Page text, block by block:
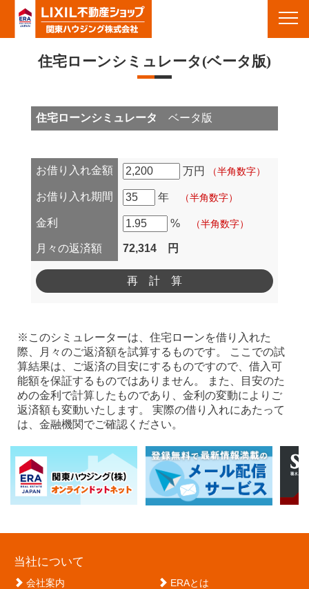
貸・アパート｜栃木県佐野市の不動産 関東ハウジング(株)
住宅ローンシミュレータ(ベータ版)
住宅ローンシミュレータ ベータ版
お借り入れ金額 万円 （半角数字）
お借り入れ期間 年 （半角数字）
金利 % （半角数字）
月々の返済額 72,314 円
※このシミュレーターは、住宅ローンを借り入れた
際、月々のご返済額を試算するものです。 ここでの試
算結果は、ご返済の目安にするものですので、借入可
能額を保証するものではありません。 また、目安のた
めの金利で計算したものであり、金利の変動によりご
返済額も変動いたします。 実際の借り入れにあたって
は、金融機関でご確認ください。
当社について
会社案内
ERAとは